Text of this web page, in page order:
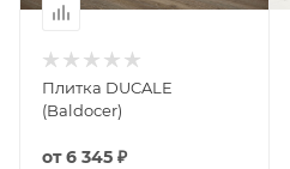
Плитка DUCALE
(Baldocer)
от6 345 ₽